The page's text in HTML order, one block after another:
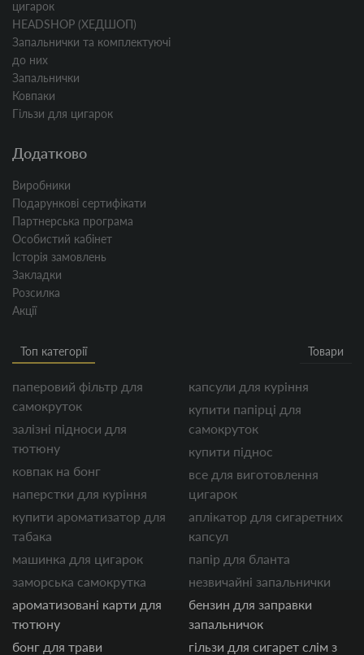
цигарок
HEADSHOP (ХЕДШОП)
Запальнички та комплектуючі
до них
Запальнички
Ковпаки
Гільзи для цигарок
Додатково
Виробники
Подарункові сертифікати
Партнерська програма
Особистий кабінет
Історія замовлень
Закладки
Розсилка
Акції
Топ категорії Товари
паперовий фільтр для
самокруток
залізні підноси для
тютюну
ковпак на бонг
наперстки для куріння
купити ароматизатор для
табака
машинка для цигарок
заморська самокрутка
ароматизовані карти для
тютюну
бонг для трави
капсули для куріння
купити папірці для
самокруток
купити піднос
все для виготовлення
цигарок
аплікатор для сигаретних
капсул
папір для бланта
незвичайні запальнички
бензин для заправки
запальничок
гільзи для сигарет слім з